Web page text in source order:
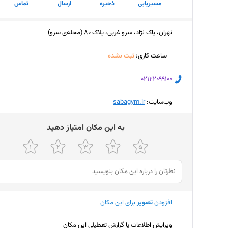
مسیریابی ذخیره ارسال تماس
تهران، پاک نژاد، سرو غربی، پلاک 80 (محله‌ی سرو)
ساعت کاری: ثبت نشده
جمعه (امروز)
سه‌شنبه
۶ تا ۲۴
چهارشنبه
۶ تا ۲۴
پنجشنبه
‎02122099100
وب‌سایت:‎sabagym.ir
ﺑﻪ اﯾﻦ ﻣﮑﺎن اﻣﺘﯿﺎز دﻫﯿﺪ
افزودنتصویربرای این مکان
ویرایش اطلاعات یا گزارش تعطیلی این مکان